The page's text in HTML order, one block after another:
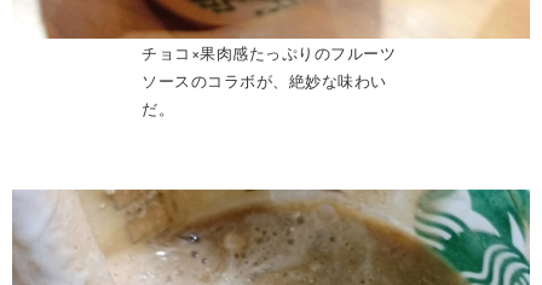
チョコ×果肉感たっぷりのフルーツ
ソースのコラボが、絶妙な味わい
だ。